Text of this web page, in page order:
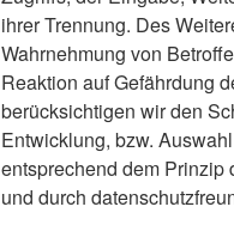
ihrer Trennung. Des
Wahrnehmung von
Reaktion auf Gefährdung
berücksichtigen wir den
Entwicklung, bzw.
entsprechend dem Prinzip
und durch